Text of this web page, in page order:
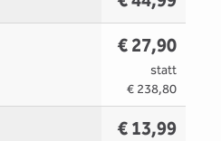
€ 27,90
statt
€ 238,80
€ 13,99